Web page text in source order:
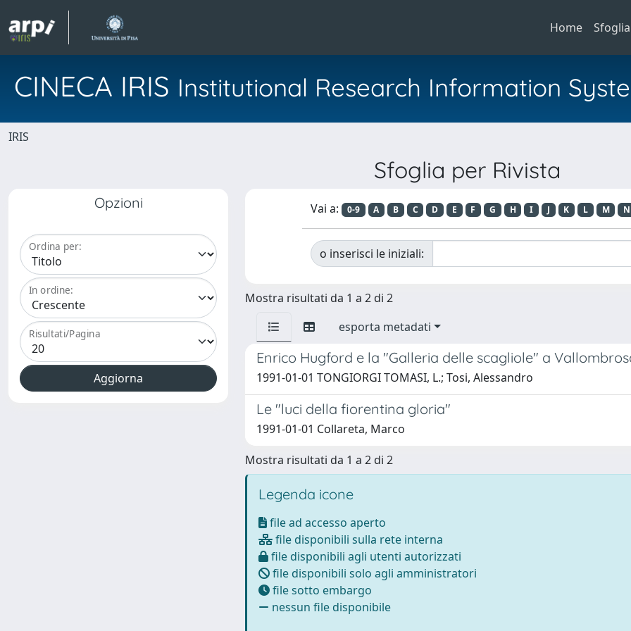
Home Sfoglia
CINECA IRIS Institutional Research Information
IRIS
Sfoglia per Rivista
Opzioni
Ordina per:
In ordine:
Risultati/Pagina
Vai a: 0-9 A B C D E F G H I J K L M N
o inserisci le iniziali:
Mostra risultati da 1 a 2 di 2
esporta metadati
Enrico Hugford e la "Galleria delle scagliole" a
1991-01-01 TONGIORGI TOMASI, L.; Tosi, Alessandro
Le "luci della fiorentina gloria"
1991-01-01 Collareta, Marco
Mostra risultati da 1 a 2 di 2
Legenda icone
file ad accesso aperto
file disponibili sulla rete interna
file disponibili agli utenti autorizzati
file disponibili solo agli amministratori
file sotto embargo
nessun file disponibile